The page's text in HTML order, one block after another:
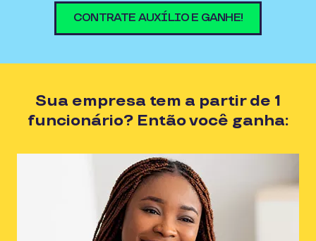
CONTRATE AUXÍLIO E GANHE!
Sua empresa tem a partir de 1
funcionário? Então você ganha: